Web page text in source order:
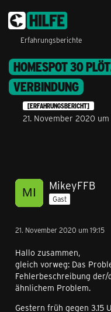
Erfahrungsberichte
HOMESPOT 30
VERBINDUNG
[ERFAHRUNGSBERICHT]
21. November 2020 um
MikeyFFB
Gast
21. November 2020 um 19:15
Hallo zusammen,
gleich vorweg: Das
Fehlerbeschreibung
ähnlichem Problem.
Gestern früh gegen 3.15